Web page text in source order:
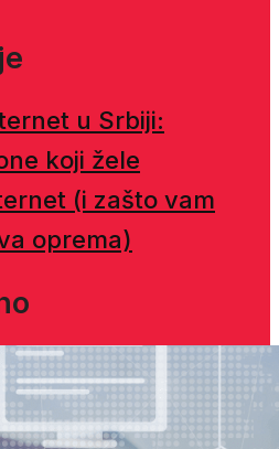
u Srbiji:
koji žele
(i zašto vam
oprema)